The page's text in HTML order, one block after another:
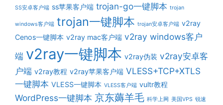
SS安卓客户端 ss苹果客户端 trojan-go一键脚本 trojan
windows客户端 trojan一键脚本 trojan安卓客户端 v2ray
Cenos一键脚本 v2ray mac客户端 v2ray windows客户
端 v2ray一键脚本 v2ray伪装 v2ray安卓客
户端 v2ray教程 v2ray苹果客户端 VLESS+TCP+XTLS
一键脚本 VLESS一键脚本 VLESS客户端 vultr教程
WordPress一键脚本 京东薅羊毛 科学上网 美国VPS 锐速